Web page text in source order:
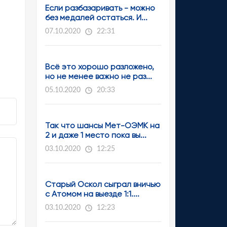
Если разбазаривать - можно
без медалей остаться. И...
07.10.2020 22:31
Всё это хорошо разложено,
но не менее важно не раз...
05.10.2020 20:33
Так что шансы Мет-ОЭМК на
2 и даже 1 место пока вы...
03.10.2020 12:25
Старый Оскол сыграл вничью
с Атомом на выезде 1:1....
03.10.2020 12:23